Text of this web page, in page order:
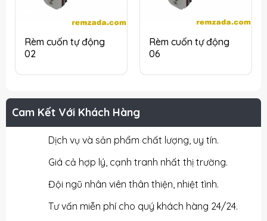
Cam Kết Với Khách Hàng
Dịch vụ và sản phẩm chất lượng, uy tín.
Giá cả hợp lý, cạnh tranh nhất thị trường.
Đội ngũ nhân viên thân thiện, nhiệt tình.
Tư vấn miễn phí cho quý khách hàng 24/24.
Rèm cuốn tự động
02
Rèm cuốn tự động
06